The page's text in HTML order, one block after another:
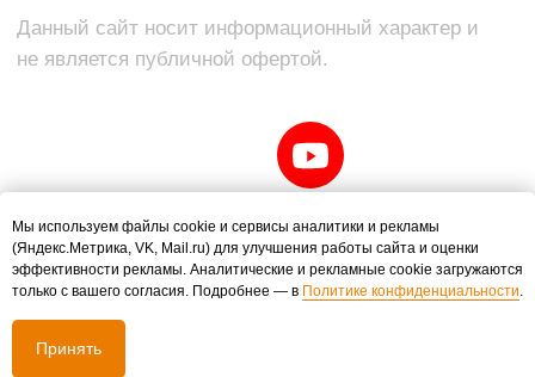
Мы используем файлы cookie и сервисы аналитики и рекламы
(Яндекс.Метрика, VK, Mail.ru) для улучшения работы сайта и оценки
эффективности рекламы. Аналитические и рекламные cookie загружаются
только с вашего согласия. Подробнее — в Политике конфиденциальности
Принять